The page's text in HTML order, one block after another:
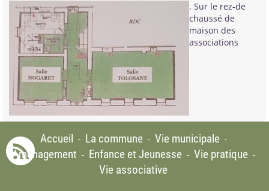
. Sur le rez-de
chaussé de
maison des
associations
Accueil - La commune - Vie municipale -
Aménagement - Enfance et Jeunesse - Vie pratique -
Vie associative